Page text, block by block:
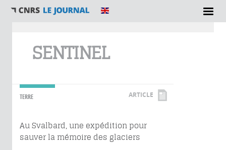
SENTINEL
TERRE ARTICLE
Au Svalbard, une expédition pour
sauver la mémoire des glaciers